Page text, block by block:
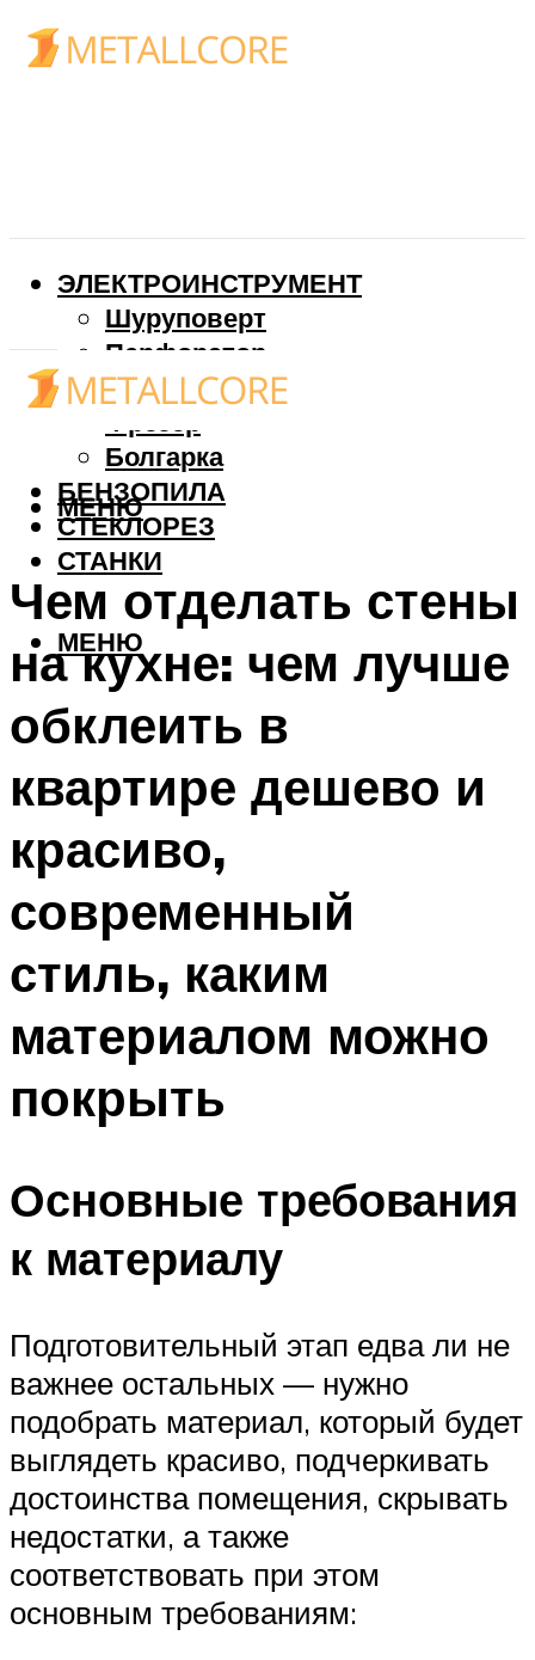
ЭЛЕКТРОИНСТРУМЕНТ
Шуруповерт
Перфоратор
Дрель
Фрезер
Болгарка
БЕНЗОПИЛА
СТЕКЛОРЕЗ
СТАНКИ
МЕНЮ
МЕНЮ
Чем отделать стены
на кухне: чем лучше
обклеить в
квартире дешево и
красиво,
современный
стиль, каким
материалом можно
покрыть
Основные требования
к материалу
Подготовительный этап едва ли не
важнее остальных — нужно
подобрать материал, который будет
выглядеть красиво, подчеркивать
достоинства помещения, скрывать
недостатки, а также
соответствовать при этом
основным требованиям: